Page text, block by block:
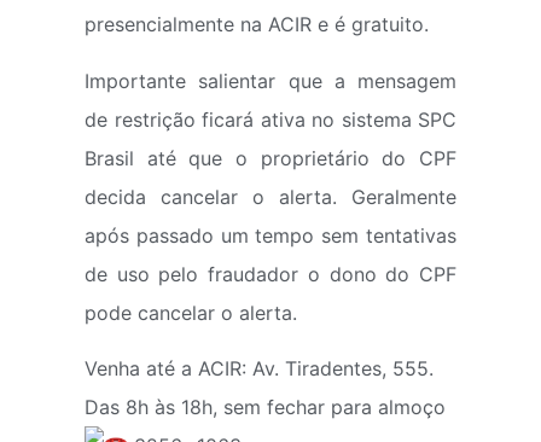
presencialmente na ACIR e é gratuito.
Importante salientar que a mensagem
de restrição ficará ativa no sistema SPC
Brasil até que o proprietário do CPF
decida cancelar o alerta. Geralmente
após passado um tempo sem tentativas
de uso pelo fraudador o dono do CPF
pode cancelar o alerta.
Venha até a ACIR: Av. Tiradentes, 555.
Das 8h às 18h, sem fechar para almoço